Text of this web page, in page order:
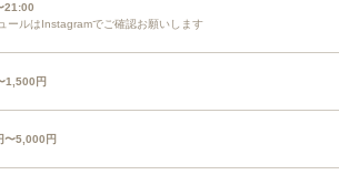
21:00
ールはInstagramでご確認お願いします
1,500円
〜5,000円